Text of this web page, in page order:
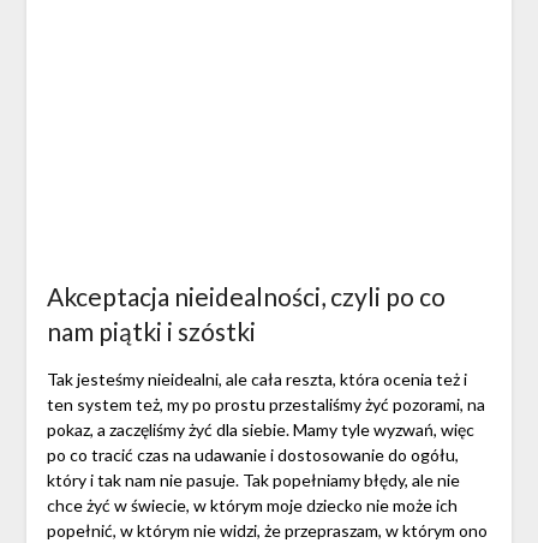
Akceptacja nieidealności, czyli po co
nam piątki i szóstki
Tak jesteśmy nieidealni, ale cała reszta, która ocenia też i
ten system też, my po prostu przestaliśmy żyć pozorami, na
pokaz, a zaczęliśmy żyć dla siebie. Mamy tyle wyzwań, więc
po co tracić czas na udawanie i dostosowanie do ogółu,
który i tak nam nie pasuje. Tak popełniamy błędy, ale nie
chce żyć w świecie, w którym moje dziecko nie może ich
popełnić, w którym nie widzi, że przepraszam, w którym ono